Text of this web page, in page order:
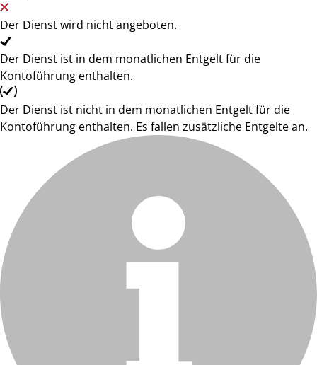
Der Dienst wird nicht angeboten.
Der Dienst ist in dem monatlichen Entgelt für die
Kontoführung enthalten.
Der Dienst ist nicht in dem monatlichen Entgelt für die
Kontoführung enthalten. Es fallen zusätzliche Entgelte an.